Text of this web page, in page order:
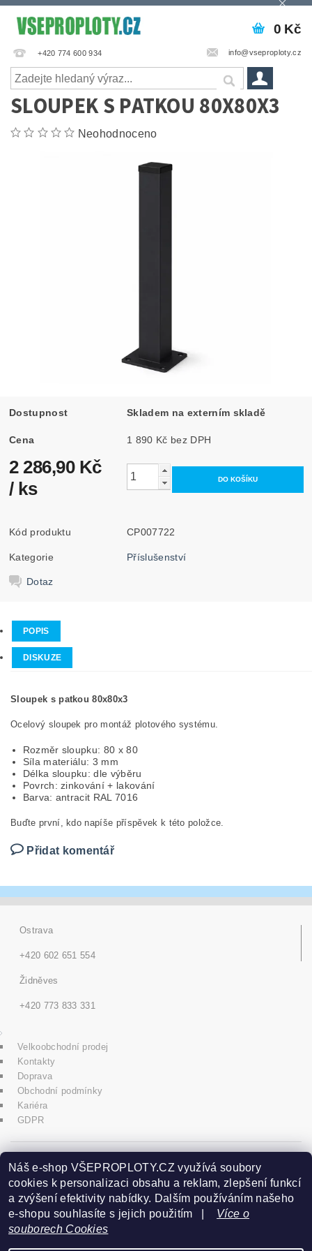
+420 774 600 934 info@vseproploty.cz
0 Kč
SLOUPEK S PATKOU 80X80X3
Neohodnoceno
Dostupnost Skladem na externím skladě
Cena 1 890 Kč bez DPH
2 286,90 Kč
/ ks
Kód produktu CP007722
Kategorie Příslušenství
Dotaz
POPIS
DISKUZE
Sloupek s patkou 80x80x3
Ocelový sloupek pro montáž plotového systému.
Rozměr sloupku: 80 x 80
Síla materiálu: 3 mm
Délka sloupku: dle výběru
Povrch: zinkování + lakování
Barva: antracit RAL 7016
Buďte první, kdo napíše příspěvek k této položce.
Přidat komentář
Ostrava
+420 602 651 554
Židněves
+420 773 833 331
Velkoobchodní prodej
Kontakty
Doprava
Obchodní podmínky
Kariéra
GDPR
icons8.com
Praha - Herink
+420 606 020 266
Náš e-shop VŠEPROPLOTY.CZ využívá soubory
cookies k personalizaci obsahu a reklam, zlepšení funkcí
a zvýšení efektivity nabídky. Dalším používáním našeho
e-shopu souhlasíte s jejich použitím | Více o
souborech Cookies